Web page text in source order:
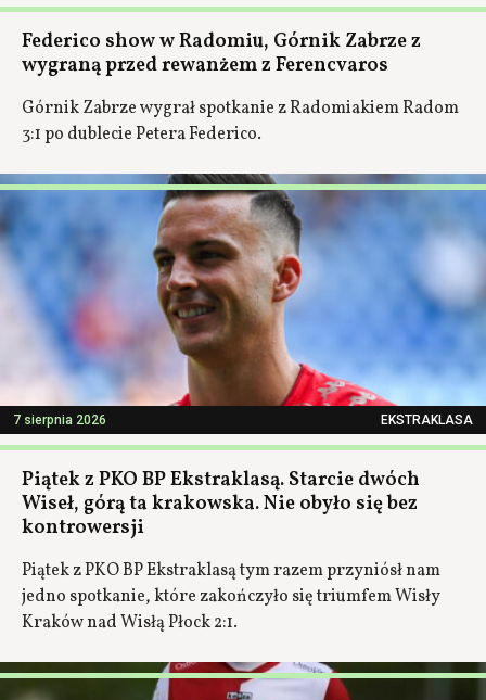
Federico show w Radomiu, Górnik Zabrze z
wygraną przed rewanżem z Ferencvaros
Górnik Zabrze wygrał spotkanie z Radomiakiem Radom
3:1 po dublecie Petera Federico.
7 sierpnia 2026 EKSTRAKLASA
Piątek z PKO BP Ekstraklasą. Starcie dwóch
Wiseł, górą ta krakowska. Nie obyło się bez
kontrowersji
Piątek z PKO BP Ekstraklasą tym razem przyniósł nam
jedno spotkanie, które zakończyło się triumfem Wisły
Kraków nad Wisłą Płock 2:1.